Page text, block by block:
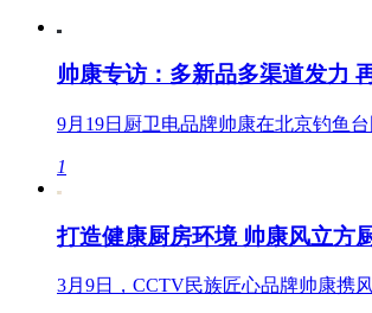
帅康专访：多新品多渠道发力
9月19日厨卫电品牌帅康在北京钓鱼
1
打造健康厨房环境 帅康风立方
3月9日，CCTV民族匠心品牌帅康携